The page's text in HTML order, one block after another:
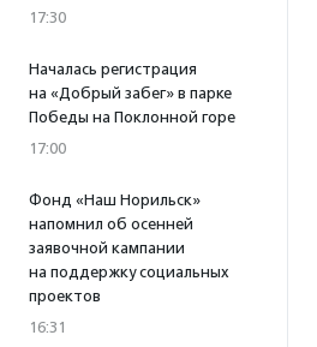
17:30
Началась регистрация
на «Добрый забег» в парке
Победы на Поклонной горе
17:00
Фонд «Наш Норильск»
напомнил об осенней
заявочной кампании
на поддержку социальных
проектов
16:31